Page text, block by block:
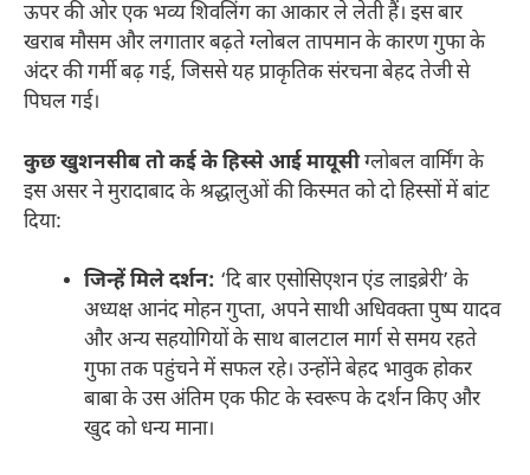
ऊपर की ओर एक भव्य शिवलिंग का आकार ले लेती हैं। इस बार
खराब मौसम और लगातार बढ़ते ग्लोबल तापमान के कारण गुफा के
अंदर की गर्मी बढ़ गई, जिससे यह प्राकृतिक संरचना बेहद तेजी से
पिघल गई।
कुछ खुशनसीब तो कई के हिस्से आई मायूसीग्लोबल वार्मिंग के
इस असर ने मुरादाबाद के श्रद्धालुओं की किस्मत को दो हिस्सों में बांट
दिया:
जिन्हें मिले दर्शन: ‘दि बार एसोसिएशन एंड लाइब्रेरी’ के
अध्यक्ष आनंद मोहन गुप्ता, अपने साथी अधिवक्ता पुष्प यादव
और अन्य सहयोगियों के साथ बालटाल मार्ग से समय रहते
गुफा तक पहुंचने में सफल रहे। उन्होंने बेहद भावुक होकर
बाबा के उस अंतिम एक फीट के स्वरूप के दर्शन किए और
खुद को धन्य माना।